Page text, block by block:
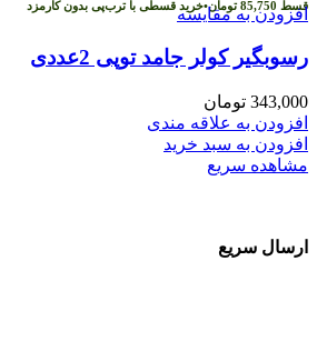
قسط 85,750 تومان•خرید قسطی با ترب‌پی بدون کارمزدافزودن به مقایسه
رسوبگیر کولر جامد توپی 2عددی
343,000 تومان
افزودن به علاقه مندی
افزودن به سبد خرید
مشاهده سریع
ارسال سریع